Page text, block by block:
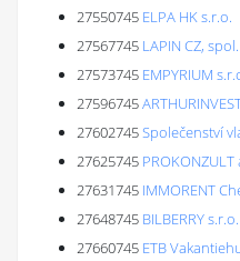
27550745 ELPA HK s.r.o.
27567745 LAPIN CZ,
27573745 EMPYRIUM
27596745
27602745Společenství
27625745
27631745 IMMORENT
27648745 BILBERRY s.r.o.
27660745 ETB